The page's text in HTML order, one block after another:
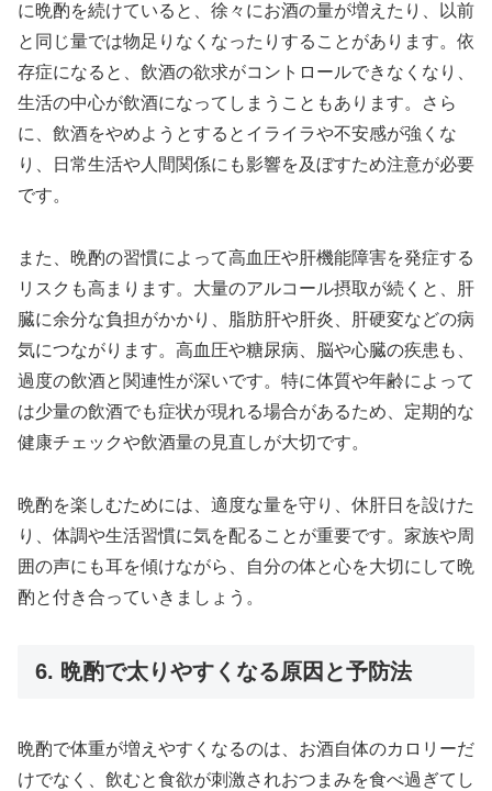
に晩酌を続けていると、徐々にお酒の量が増えたり、以前
と同じ量では物足りなくなったりすることがあります。依
存症になると、飲酒の欲求がコントロールできなくなり、
生活の中心が飲酒になってしまうこともあります。さら
に、飲酒をやめようとするとイライラや不安感が強くな
り、日常生活や人間関係にも影響を及ぼすため注意が必要
です。
また、晩酌の習慣によって高血圧や肝機能障害を発症する
リスクも高まります。大量のアルコール摂取が続くと、肝
臓に余分な負担がかかり、脂肪肝や肝炎、肝硬変などの病
気につながります。高血圧や糖尿病、脳や心臓の疾患も、
過度の飲酒と関連性が深いです。特に体質や年齢によって
は少量の飲酒でも症状が現れる場合があるため、定期的な
健康チェックや飲酒量の見直しが大切です。
晩酌を楽しむためには、適度な量を守り、休肝日を設けた
り、体調や生活習慣に気を配ることが重要です。家族や周
囲の声にも耳を傾けながら、自分の体と心を大切にして晩
酌と付き合っていきましょう。
6. 晩酌で太りやすくなる原因と予防法
晩酌で体重が増えやすくなるのは、お酒自体のカロリーだ
けでなく、飲むと食欲が刺激されおつまみを食べ過ぎてし